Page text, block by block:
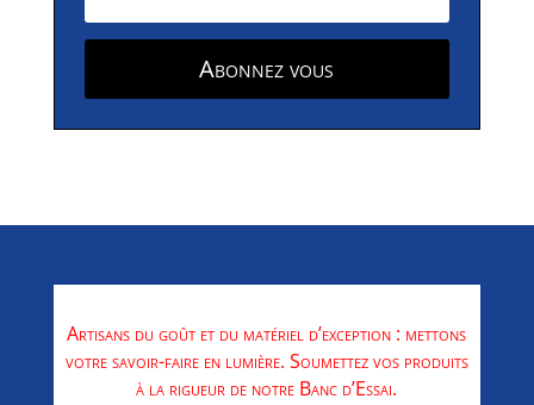
Abonnez vous
Artisans du goût et du matériel d’exception : mettons
votre savoir-faire en lumière. Soumettez vos produits
à la rigueur de notre Banc d’Essai.